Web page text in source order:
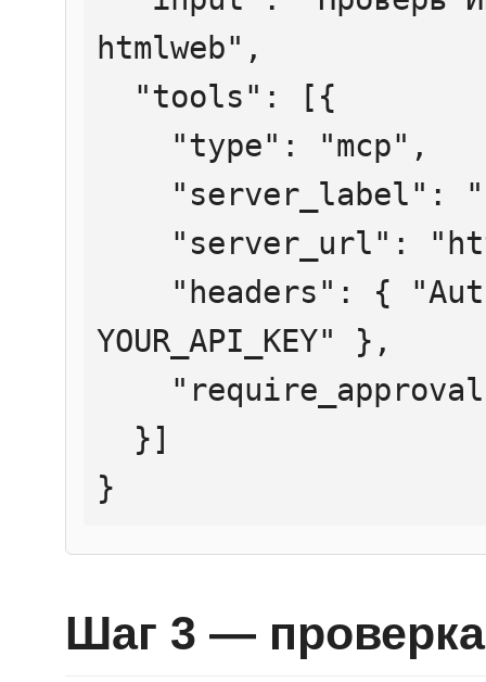
htmlweb",
YOUR_API_KEY" },
}
Шаг 3 — проверка